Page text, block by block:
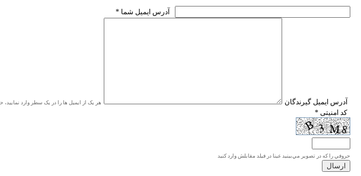
* آدرس ايميل شما
* آدرس ايميل گيرندگان هر یک از ایمیل ها را در یک سطر وارد نمایید، حداکثر
* کد امنیتی
حروفي را كه در تصوير مي‌بينيد عينا در فيلد مقابلش وارد كنيد